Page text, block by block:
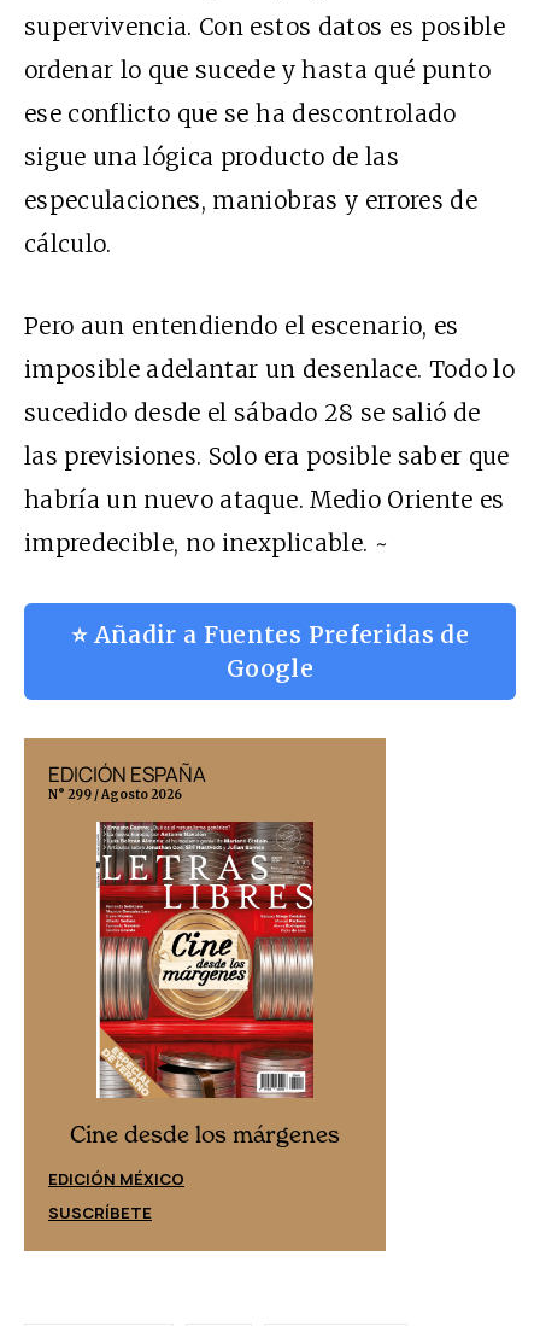
supervivencia. Con estos datos es posible
ordenar lo que sucede y hasta qué punto
ese conflicto que se ha descontrolado
sigue una lógica producto de las
especulaciones, maniobras y errores de
cálculo.
Pero aun entendiendo el escenario, es
imposible adelantar un desenlace. Todo lo
sucedido desde el sábado 28 se salió de
las previsiones. Solo era posible saber que
habría un nuevo ataque. Medio Oriente es
impredecible, no inexplicable. ~
⭐ Añadir a Fuentes Preferidas de
Google
EDICIÓN ESPAÑA
N° 299 / Agosto 2026
Cine desde los márgenes
EDICIÓN MÉXICO
SUSCRÍBETE